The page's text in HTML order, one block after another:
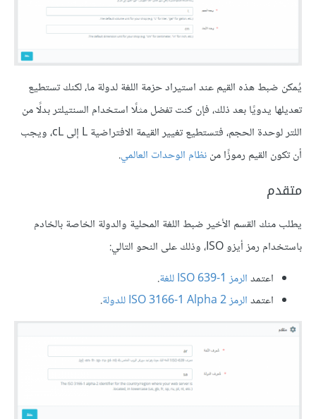
يُمكن ضبط هذه القيم عند استيراد حزمة اللغة لدولة ما، لكنك تستطيع
تعديلها يدويًا بعد ذلك، فإن كنت تفضل مثلًا استخدام السنتيلتر بدلًا من
اللتر لوحدة الحجم، فتستطيع تغيير القيمة الافتراضية L إلى cL، ويجب
أن تكون القيم رموزًا مننظام الوحدات العالمي.
متقدم
يطلب منك القسم الأخير ضبط اللغة المحلية والدولة الخاصة بالخادم
باستخدام رمز أيزو ISO، وذلك على النحو التالي:
اعتمدالرمز ISO 639-1 للغة
.
اعتمدالرمز ISO 3166-1 Alpha 2 للدولة .